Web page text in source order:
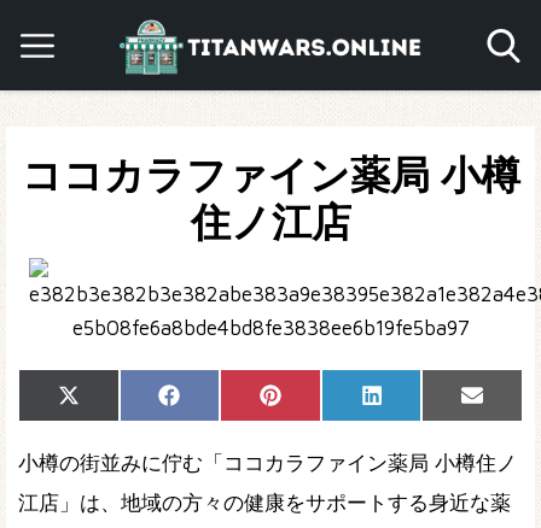
ココカラファイン薬局 小樽
住ノ江店
Share
on
X
(Twitter)
Share
on
Facebook Share
on
Pinterest Share
on
LinkedIn
Share
on
Email
小樽の街並みに佇む「ココカラファイン薬局 小樽住ノ
江店」は、地域の方々の健康をサポートする身近な薬